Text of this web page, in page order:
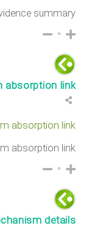
summary
۰
absorption link
absorption link
absorption link
۰
details